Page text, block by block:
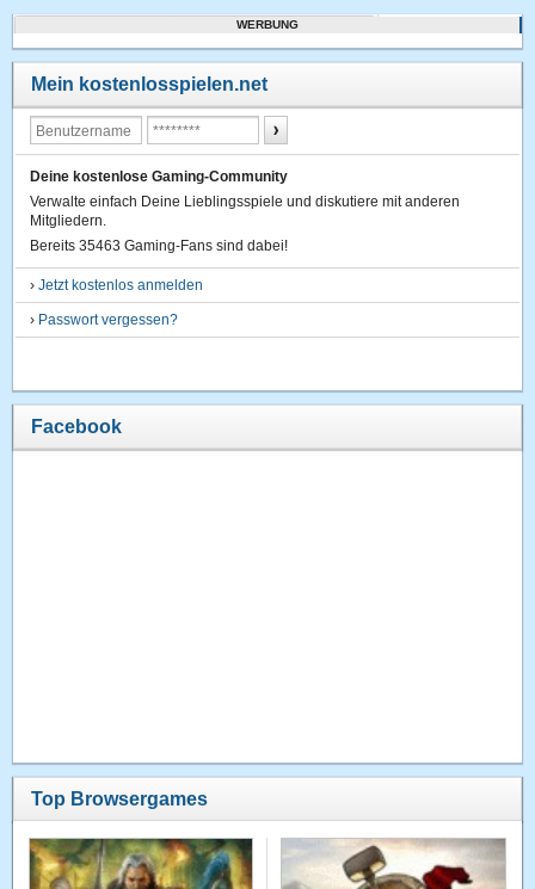
WERBUNG
Mein kostenlosspielen.net
Deine kostenlose Gaming-Community
Verwalte einfach Deine Lieblingsspiele und diskutiere mit anderen
Mitgliedern.
Bereits 35463 Gaming-Fans sind dabei!
›Jetzt kostenlos anmelden
› Passwort vergessen?
Facebook
Top Browsergames